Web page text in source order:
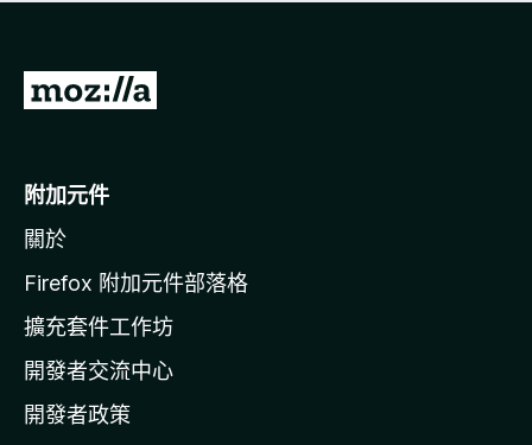
有
前
o
i
l
a
官
網
附加元件
關於
Firefox 附加元件部落格
擴充套件工作坊
開發者交流中心
開發者政策